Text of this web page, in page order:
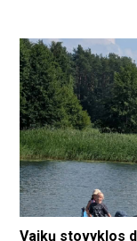
Vaikų stovyklos